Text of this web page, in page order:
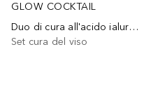
GLOW COCKTAIL
Duo di cura all'acido ialuronico
Set cura del viso